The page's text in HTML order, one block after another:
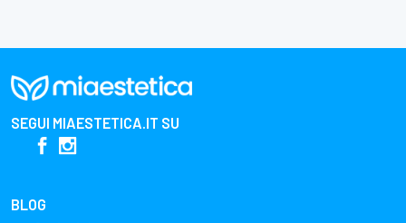
SEGUI MIAESTETICA.IT SU
BLOG